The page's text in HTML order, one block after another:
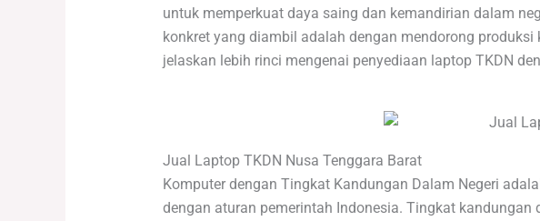
untuk memperkuat daya saing dan kemandirian dalam
konkret yang diambil adalah dengan mendorong
jelaskan lebih rinci mengenai penyediaan laptop TKDN
Jual Laptop TKDN Nusa Tenggara Barat
Komputer dengan Tingkat Kandungan Dalam Negeri
dengan aturan pemerintah Indonesia. Tingkat